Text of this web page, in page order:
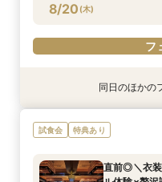
8/20 (木)
フ
特典あり
当日予約OK
*模擬挙式×
所要時間：3
特典あり
当日◎【2名
チャペル×相
14:00〜
特典あり
【平日夜限
グ×クイック
17:30〜
同日のほかの
試食会 特典あり
直前◎＼衣装